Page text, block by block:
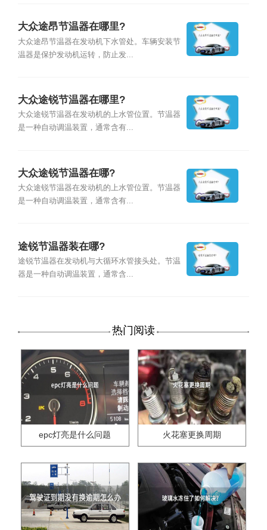
大众途昂节温器在哪里?
大众途昂节温器在发动机下水管处。车辆安装节
温器是保护发动机运转，防止发...
大众途锐节温器在哪里?
大众途锐节温器在发动机的上水管位置。节温器
是一种自动调温装置，通常含有...
大众途锐节温器在哪?
大众途锐节温器在发动机的上水管位置。节温器
是一种自动调温装置，通常含有...
途锐节温器装在哪?
途锐节温器在发动机与大循环水管接头处。节温
器是一种自动调温装置，通常含...
热门阅读
epc灯亮是什么问题 火花塞更换周期